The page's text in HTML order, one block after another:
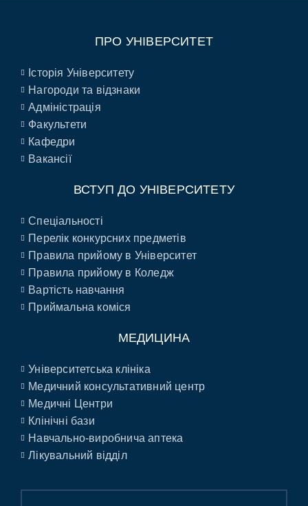
ПРО УНІВЕРСИТЕТ
Історія Університету
Нагороди та відзнаки
Адміністрація
Факультети
Кафедри
Вакансії
ВСТУП ДО УНІВЕРСИТЕТУ
Спеціальності
Перелік конкурсних предметів
Правила прийому в Університет
Правила прийому в Коледж
Вартість навчання
Приймальна коміся
МЕДИЦИНА
Університетська клініка
Медичний консультативний центр
Медичні Центри
Клінічні бази
Навчально-виробнича аптека
Лікувальний відділ